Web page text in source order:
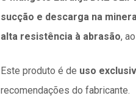
sucção e descarga na
alta resistência à abrasão,
Este produto é de uso
recomendações do fabricante.